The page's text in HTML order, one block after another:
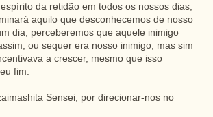
da retidão em todos os nossos dias,
aquilo que desconhecemos de nosso
dia, perceberemos que aquele inimigo
ou sequer era nosso inimigo, mas sim
a crescer, mesmo que isso
fim.
Sensei, por direcionar-nos no